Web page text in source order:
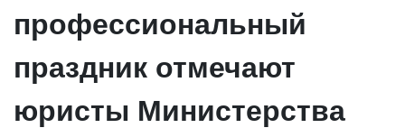
профессиональный
праздник отмечают
юристы Министерства